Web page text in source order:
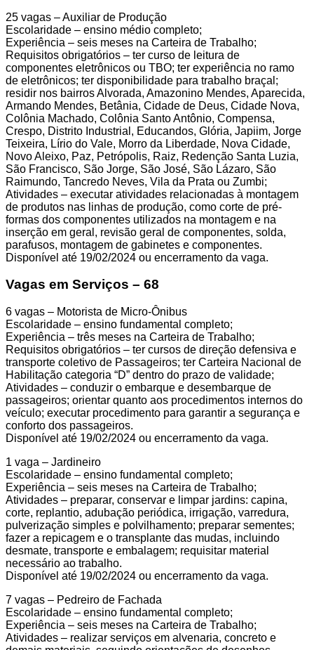
25 vagas – Auxiliar de Produção
Escolaridade – ensino médio completo;
Experiência – seis meses na Carteira de Trabalho;
Requisitos obrigatórios – ter curso de leitura de
componentes eletrônicos ou TBO; ter experiência no ramo
de eletrônicos; ter disponibilidade para trabalho braçal;
residir nos bairros Alvorada, Amazonino Mendes, Aparecida,
Armando Mendes, Betânia, Cidade de Deus, Cidade Nova,
Colônia Machado, Colônia Santo Antônio, Compensa,
Crespo, Distrito Industrial, Educandos, Glória, Japiim, Jorge
Teixeira, Lírio do Vale, Morro da Liberdade, Nova Cidade,
Novo Aleixo, Paz, Petrópolis, Raiz, Redenção Santa Luzia,
São Francisco, São Jorge, São José, São Lázaro, São
Raimundo, Tancredo Neves, Vila da Prata ou Zumbi;
Atividades – executar atividades relacionadas à montagem
de produtos nas linhas de produção, como corte de pré-
formas dos componentes utilizados na montagem e na
inserção em geral, revisão geral de componentes, solda,
parafusos, montagem de gabinetes e componentes.
Disponível até 19/02/2024 ou encerramento da vaga.
Vagas em Serviços – 68
6 vagas – Motorista de Micro-Ônibus
Escolaridade – ensino fundamental completo;
Experiência – três meses na Carteira de Trabalho;
Requisitos obrigatórios – ter cursos de direção defensiva e
transporte coletivo de Passageiros; ter Carteira Nacional de
Habilitação categoria “D” dentro do prazo de validade;
Atividades – conduzir o embarque e desembarque de
passageiros; orientar quanto aos procedimentos internos do
veículo; executar procedimento para garantir a segurança e
conforto dos passageiros.
Disponível até 19/02/2024 ou encerramento da vaga.
1 vaga – Jardineiro
Escolaridade – ensino fundamental completo;
Experiência – seis meses na Carteira de Trabalho;
Atividades – preparar, conservar e limpar jardins: capina,
corte, replantio, adubação periódica, irrigação, varredura,
pulverização simples e polvilhamento; preparar sementes;
fazer a repicagem e o transplante das mudas, incluindo
desmate, transporte e embalagem; requisitar material
necessário ao trabalho.
Disponível até 19/02/2024 ou encerramento da vaga.
7 vagas – Pedreiro de Fachada
Escolaridade – ensino fundamental completo;
Experiência – seis meses na Carteira de Trabalho;
Atividades – realizar serviços em alvenaria, concreto e